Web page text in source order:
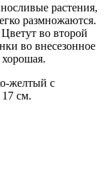
растения,
размножаются.
во второй
во внесезонное
хорошая.
желтый с
см.